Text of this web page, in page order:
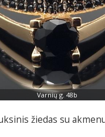
Varnių g. 48b
žiedas su